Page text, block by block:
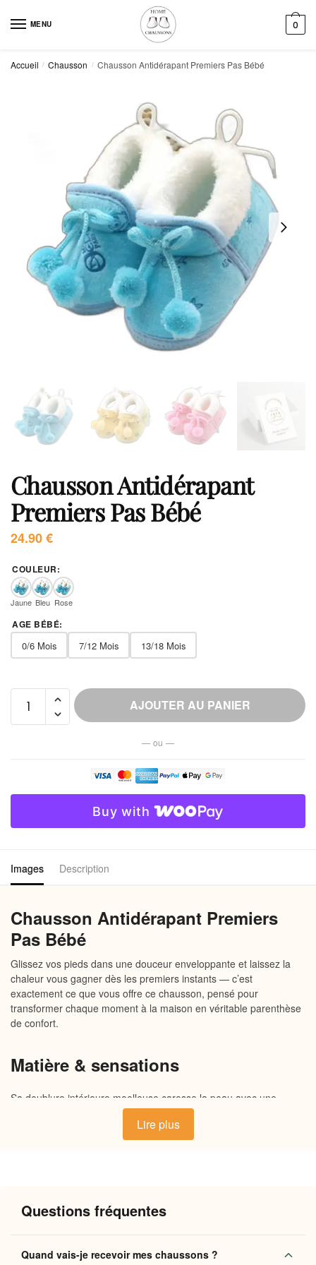
MENU 0
Accueil / Chausson / Chausson Antidérapant Premiers Pas Bébé
Chausson Antidérapant
Premiers Pas Bébé
24.90€
COULEUR:
Jaune Bleu Rose
AGE BÉBÉ:
0/6 Mois 7/12 Mois 13/18 Mois
Chausson
Bébé
AJOUTER AU PANIER
— ou —
Buy with
Images Description
Chausson Antidérapant Premiers
Pas Bébé
Glissez vos pieds dans une douceur enveloppante et laissez la
chaleur vous gagner dès les premiers instants — c’est
exactement ce que vous offre ce chausson, pensé pour
transformer chaque moment à la maison en véritable parenthèse
de confort.
Matière & sensations
Sa doublure intérieure moelleuse caresse la peau avec une
douceur immédiate, tandis que l’extérieur en tissu souple
s’adapte naturellement à la forme du pied. La semelle épaisse et
antidérapante apporte un maintien rassurant sur tous les sols, du
Pourquoi vous allez l’adorer
Chaleur enveloppante: la doublure moelleuse retient
Lire plus
Questions fréquentes
Quand vais-je recevoir mes chaussons ?